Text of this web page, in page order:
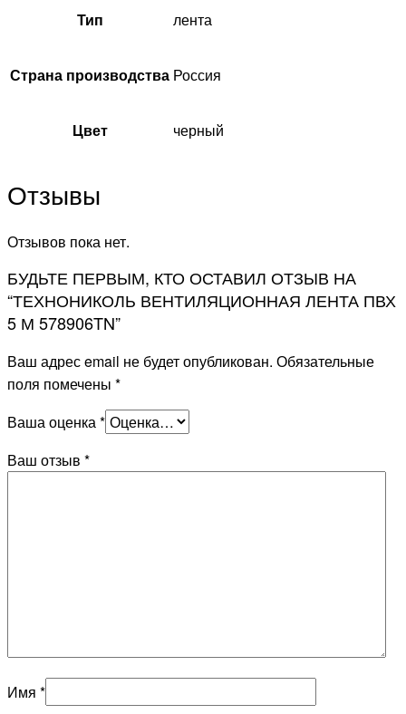
Тип лента
Страна производства Россия
Цвет черный
Отзывы
Отзывов пока нет.
БУДЬТЕ ПЕРВЫМ, КТО ОСТАВИЛ ОТЗЫВ НА
“ТЕХНОНИКОЛЬ ВЕНТИЛЯЦИОННАЯ ЛЕНТА ПВХ
5 М 578906TN”
Ваш адрес email не будет опубликован. Обязательные
поля помечены *
Ваша оценка*
Ваш отзыв *
Имя *